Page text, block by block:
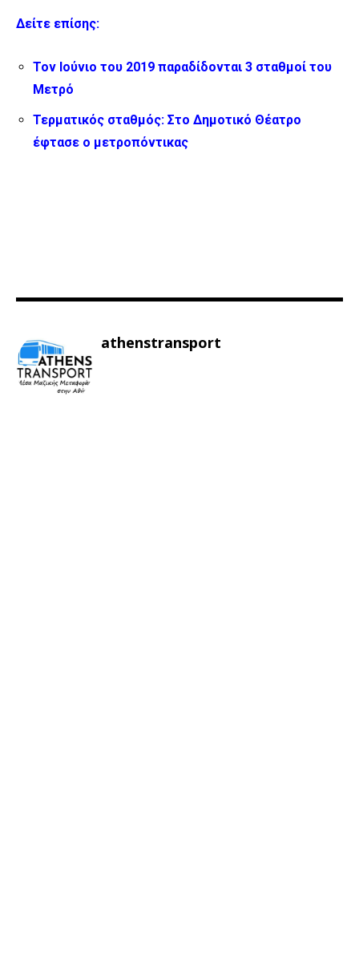
Δείτε επίσης:
Τον Ιούνιο του 2019 παραδίδονται 3 σταθμοί του
Μετρό
Τερματικός σταθμός: Στο Δημοτικό Θέατρο
έφτασε ο μετροπόντικας
athenstransport